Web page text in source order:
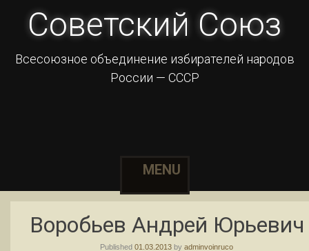
Советский Союз
Всесоюзное объединение избирателей народов
России — СССР
MENU
Skip to content
Воробьев Андрей Юрьевич
Published01.03.2013 byadminvoinruco